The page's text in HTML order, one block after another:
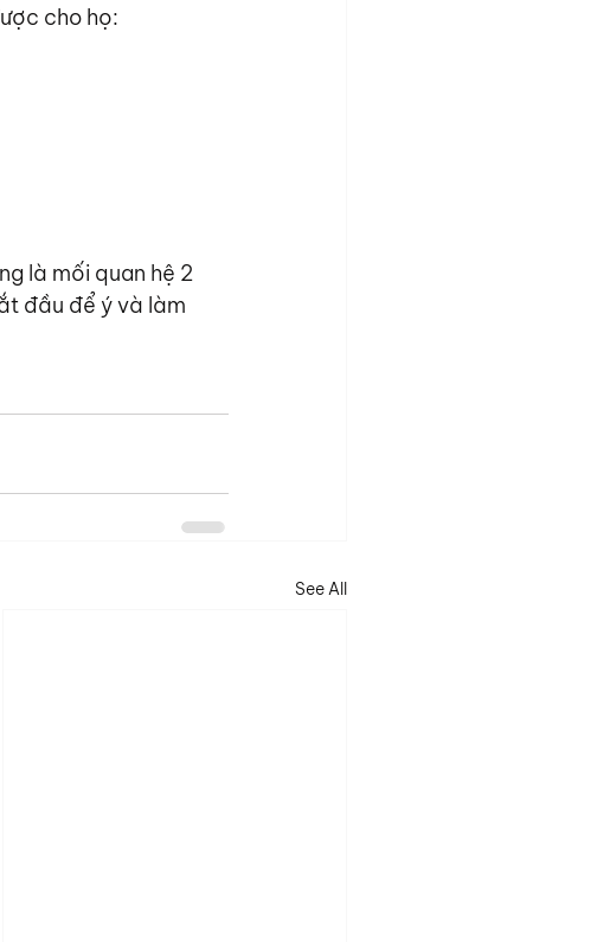
cho họ:
là mối quan hệ 2
đầu để ý và làm
See All